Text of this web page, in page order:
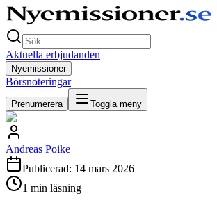
Aktuella erbjudanden
Nyemissioner
Börsnoteringar
Prenumerera Toggla meny
Andreas Poike
Publicerad: 14 mars 2026
1 min läsning